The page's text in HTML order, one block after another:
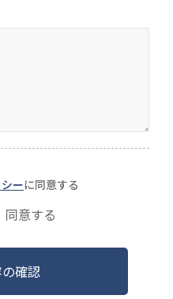
ーに同意する
同意する
確認